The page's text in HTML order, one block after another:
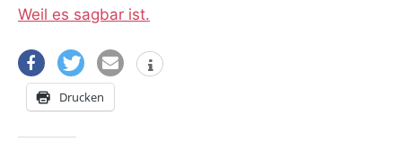
Weil es sagbar ist.
Drucken